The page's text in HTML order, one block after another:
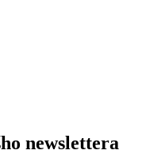
newslettera